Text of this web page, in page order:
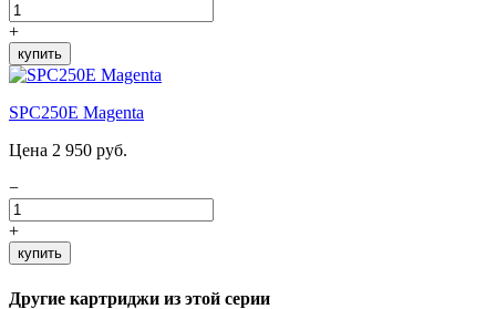
+
купить
SPC250E Magenta
Цена 2 950 руб.
−
+
купить
Другие картриджи из этой серии